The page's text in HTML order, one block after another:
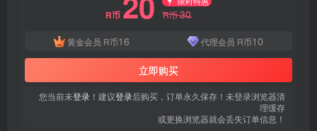
R币 R币30
黄金会员 R币16 代理会员 R币10
立即购买
您当前未登录 ！建议登录后购买，订单永久保存！未登录浏览器清
理缓存
或更换浏览器就会丢失订单信息！